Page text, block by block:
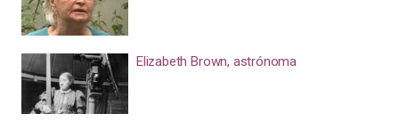
Elizabeth Brown, astrónoma